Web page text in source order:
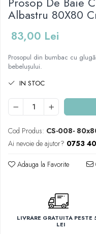
Olite tip scaunel simple
Reductoare moi
Seturi cadite 86 cm
Seturi cadite 92 cm
Suporti anatomici plastic
Suporti metalici cadite
Mese de infasat pliabile
Mese de infasat Ultra
cm
Sisteme de siguranta
Tampoane postnatale
Tampoane si protectii
pentru san
Albastru 80X80
83,00 Lei
Prosopul din bumbac cu
bebelușului.
IN STOC
Cod Produs: CS-008-
Ai nevoie de ajutor? 0753
Adauga la Favorite
LIVRARE GRATUITA PESTE
LEI